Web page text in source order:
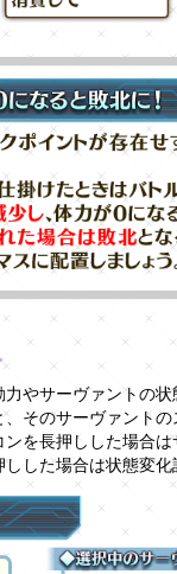
やサーヴァントの
そのサーヴァント
を長押しした場合
した場合は状態変